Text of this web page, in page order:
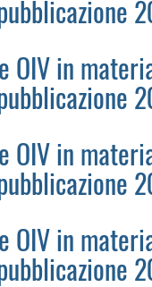
OIV in
OIV in
OIV in